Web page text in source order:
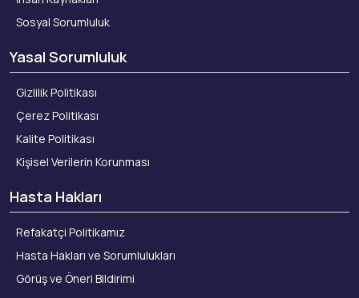
Sosyal Sorumluluk
Yasal Sorumluluk
Gizlilik Politikası
Çerez Politikası
Kalite Politikası
Kişisel Verilerin Korunması
Hasta Hakları
Refakatçi Politikamız
Hasta Hakları ve Sorumlulukları
Görüş ve Öneri Bildirimi